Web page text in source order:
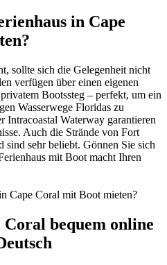
in Cape
sollte sich die Gelegenheit nicht
verfügen über einen eigenen
Bootssteg – perfekt, um ein
Wasserwege Floridas zu
Intracoastal Waterway garantieren
Auch die Strände von Fort
sind sehr beliebt. Gönnen Sie sich
mit Boot macht Ihren
bequem online